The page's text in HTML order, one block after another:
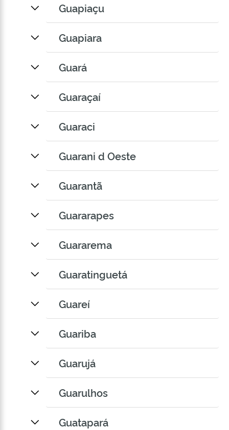
Guapiaçu
Guapiara
Guará
Guaraçaí
Guaraci
Guarani d Oeste
Guarantã
Guararapes
Guararema
Guaratinguetá
Guareí
Guariba
Guarujá
Guarulhos
Guatapará